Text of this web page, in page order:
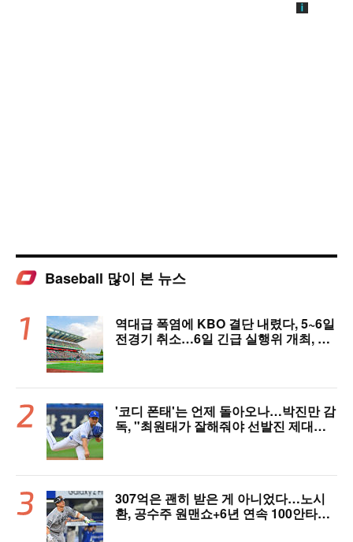
Baseball 많이 본 뉴스
역대급 폭염에 KBO 결단 내렸다, 5~6일
전경기 취소…6일 긴급 실행위 개최, 폭
'코디 폰태'는 언제 돌아오나…박진만 감
독, "최원태가 잘해줘야 선발진 제대로
307억은 괜히 받은 게 아니었다…노시
환, 공수주 원맨쇼+6년 연속 100안타